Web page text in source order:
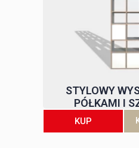
STYLOWY
PÓŁKAMI I
KUP